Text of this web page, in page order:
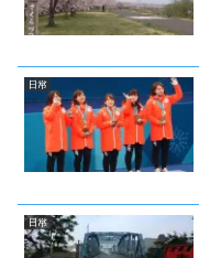
日常
日常